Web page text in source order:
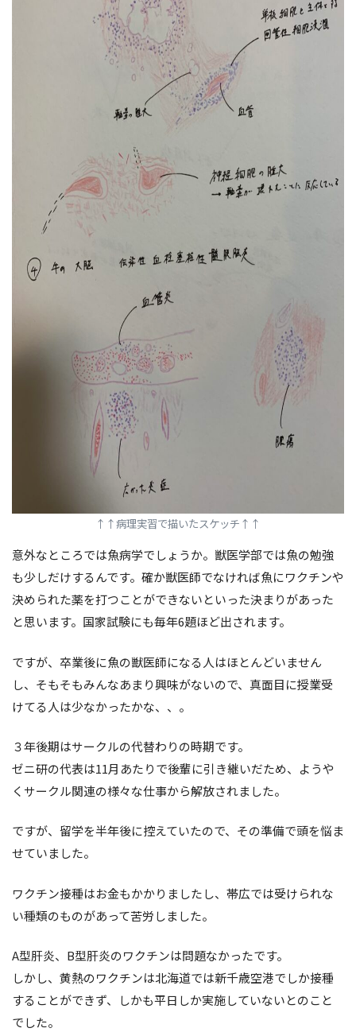
↑ ↑病理実習で描いたスケッチ↑ ↑
意外なところでは魚病学でしょうか。獣医学部では魚の勉強
も少しだけするんです。確か獣医師でなければ魚にワクチンや
決められた薬を打つことができないといった決まりがあった
と思います。国家試験にも毎年6題ほど出されます。
ですが、卒業後に魚の獣医師になる人はほとんどいません
し、そもそもみんなあまり興味がないので、真面目に授業受
けてる人は少なかったかな、、。
３年後期はサークルの代替わりの時期です。
ゼニ研の代表は11月あたりで後輩に引き継いだため、ようや
くサークル関連の様々な仕事から解放されました。
ですが、留学を半年後に控えていたので、その準備で頭を悩ま
せていました。
ワクチン接種はお金もかかりましたし、帯広では受けられな
い種類のものがあって苦労しました。
A型肝炎、B型肝炎のワクチンは問題なかったです。
しかし、黄熱のワクチンは北海道では新千歳空港でしか接種
することができず、しかも平日しか実施していないとのこと
でした。